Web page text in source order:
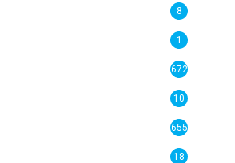
8
1
672
10
655
18